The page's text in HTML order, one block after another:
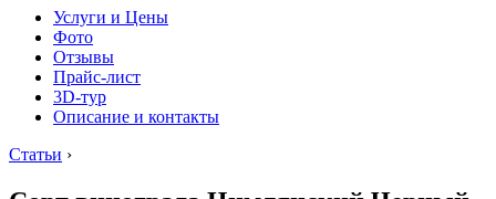
Услуги и Цены
Фото
Отзывы
Прайс-лист
3D-тур
Описание и контакты
Статьи ›